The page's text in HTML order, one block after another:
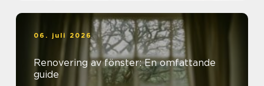
06. juli 2026
Renovering av fönster: En omfattande
guide